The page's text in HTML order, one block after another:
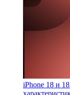
iPhone 18 и